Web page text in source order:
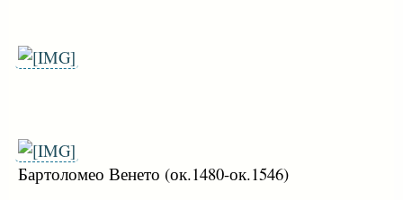
Бартоломео Венето (ок.1480-ок.1546)